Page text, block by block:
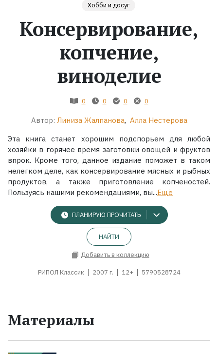
Экранизации
Хобби и досуг
Консервирование,
копчение,
виноделие
0 0 0 0
Автор: Линиза Жалпанова, Алла Нестерова
Эта книга станет хорошим подспорьем для любой
хозяйки в горячее время заготовки овощей и фруктов
впрок. Кроме того, данное издание поможет в таком
нелегком деле, как консервирование мясных и рыбных
продуктов, а также приготовление копченостей.
Пользуясь нашими рекомендациями, вы...Ещё
ПЛАНИРУЮ ПРОЧИТАТЬ
НАЙТИ
Добавить в коллекцию
РИПОЛ Классик 2007 г. 12+ 5790528724
Материалы